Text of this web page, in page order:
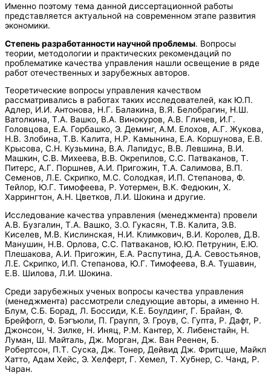
Именно поэтому тема данной диссертационной работы
представляется актуальной на современном этапе развития
экономики.
Степень разработанности научной проблемы. Вопросы
теории, методологии и практических рекомендаций по
проблематике качества управления нашли освещение в ряде
работ отечественных и зарубежных авторов.
Теоретические вопросы управления качеством
рассматривались в работах таких исследователей, как Ю.П.
Адлер, И.И. Антонова, Н.Г. Балакина, B.Я. Белобрагин, Н.Ш.
Ватолкина, Т.А. Вашко, В.А. Винокуров, А.В. Гличев, И.Г.
Головцова, Е.А. Горбашко, Э. Деминг, А.М. Елохов, А.Г. Жукова,
Н.В. Злобина, Т.В. Калита, Н.Р. Камынина, Е.А. Коршунова, Е.В.
Крысова, C.Н. Кузьмина, В.А. Лапидус, В.В. Левшина, В.И.
Машкин, С.В. Михеева, В.В. Окрепилов, С.С. Патваканов, Т.
Питерс, А.Г. Поршнев, А.И. Пригожин, Т.А. Салимова, В.П.
Семенов, Л.Е. Скрипко, М.С. Солодкая, И.П. Степанова, Ф.
Тейлор, Ю.Г. Тимофеева, Р. Уотермен, В.К. Федюкин, Х.
Харрингтон, А.Н. Цветков, Л.И. Шокина и другие.
Исследование качества управления (менеджмента) провели
А.В. Бузгалин, Т.А. Вашко, З.О. Гукасян, Т.В. Калита, Э.В.
Киселев, М.В. Кислинская, Н.И. Климкович, В.И. Королев, Д.В.
Манушин, Н.В. Орлова, С.С. Патваканов, Ю.Ю. Петрунин, Е.Ю.
Плешакова, А.И. Пригожин, Е.А. Распутина, Д.А. Севостьянов,
Л.Е. Скрипко, И.П. Степанова, Ю.Г. Тимофеева, B.А. Тушавин,
Е.В. Шилова, Л.И. Шокина.
Среди зарубежных ученых вопросы качества управления
(менеджмента) рассмотрели следующие авторы, а именно Н.
Блум, С.Б. Борад, Л. Боссиди, К.Е. Боулдинг, Г. Брайан, Ф.
Брейфогл, Ф. Бэгъюли, П. Граупп, Э. Гроув, C. Гупта, Р. Дафт, Р.
Джонсон, Ч. Зилке, Н. Иняц, Р.М. Кантер, Х. Либенстайн, Н.
Луман, Ш. Майталь, Дж. Морган, Дж. Ван Реенен, Б.
Робертсон, П.Т. Суска, Дж. Тонер, Дейвид Дж. Фритцше, Майкл
Хатто, Адам Хейс, Э. Хелферт, Г. Хемел, Т. Хубнер, С. Чанд, Р.
Чаран.